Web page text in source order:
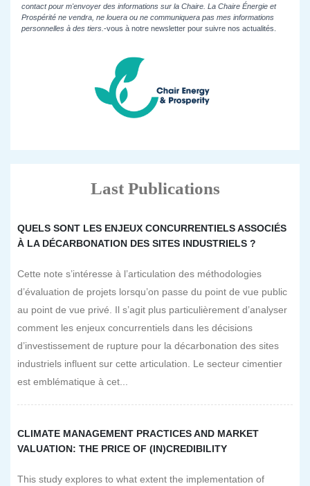
contact pour m'envoyer des informations sur la Chaire. La Chaire Énergie et
Prospérité ne vendra, ne louera ou ne communiquera pas mes informations
personnelles à des tiers. -vous à notre newsletter pour suivre nos actualités.
Last Publications
QUELS SONT LES ENJEUX CONCURRENTIELS ASSOCIÉS
À LA DÉCARBONATION DES SITES INDUSTRIELS ?
Cette note s’intéresse à l’articulation des méthodologies
d’évaluation de projets lorsqu’on passe du point de vue public
au point de vue privé. Il s’agit plus particulièrement d’analyser
comment les enjeux concurrentiels dans les décisions
d’investissement de rupture pour la décarbonation des sites
industriels influent sur cette articulation. Le secteur cimentier
est emblématique à cet...
CLIMATE MANAGEMENT PRACTICES AND MARKET
VALUATION: THE PRICE OF (IN)CREDIBILITY
This study explores to what extent the implementation of